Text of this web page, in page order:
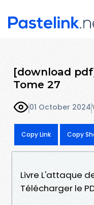
[download
Tome 27
01 October 2024
Copy Link Copy
Livre L'attaque
Télécharger le